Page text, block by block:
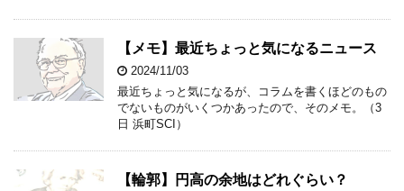
【メモ】最近ちょっと気になるニュース
2024/11/03
最近ちょっと気になるが、コラムを書くほどのもの
でないものがいくつかあったので、そのメモ。（3
日 浜町SCI）
【輪郭】円高の余地はどれぐらい？